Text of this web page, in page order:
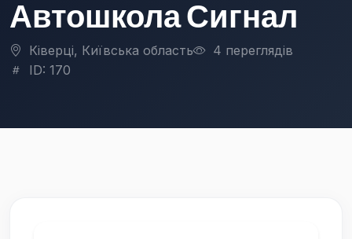
Автошкола Сигнал
Ківерці, Київська область
4 переглядів
ID: 170